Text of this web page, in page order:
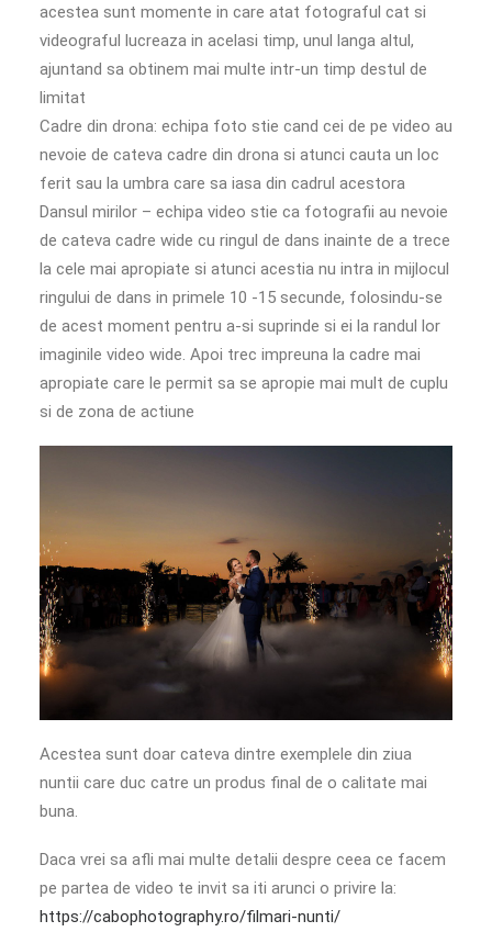
acestea sunt momente in care atat fotograful cat si
videograful lucreaza in acelasi timp, unul langa altul,
ajuntand sa obtinem mai multe intr-un timp destul de
limitat
Cadre din drona: echipa foto stie cand cei de pe video au
nevoie de cateva cadre din drona si atunci cauta un loc
ferit sau la umbra care sa iasa din cadrul acestora
Dansul mirilor – echipa video stie ca fotografii au nevoie
de cateva cadre wide cu ringul de dans inainte de a trece
la cele mai apropiate si atunci acestia nu intra in mijlocul
ringului de dans in primele 10 -15 secunde, folosindu-se
de acest moment pentru a-si suprinde si ei la randul lor
imaginile video wide. Apoi trec impreuna la cadre mai
apropiate care le permit sa se apropie mai mult de cuplu
si de zona de actiune
Acestea sunt doar cateva dintre exemplele din ziua
nuntii care duc catre un produs final de o calitate mai
buna.
Daca vrei sa afli mai multe detalii despre ceea ce facem
pe partea de video te invit sa iti arunci o privire la:
https://cabophotography.ro/filmari-nunti/